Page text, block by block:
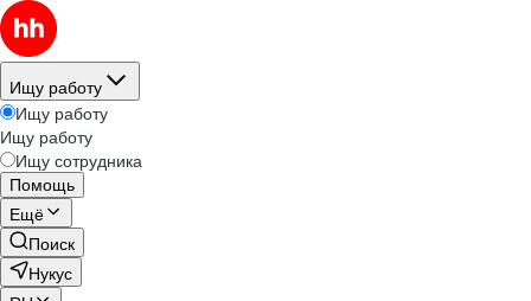
Ищу работу
Ищу работу
Ищу работу
Ищу сотрудника
Помощь
Ещё
Поиск
Нукус